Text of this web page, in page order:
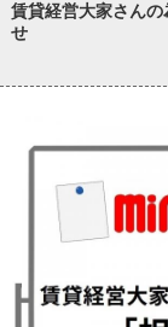
賃貸経営大家さん
せ